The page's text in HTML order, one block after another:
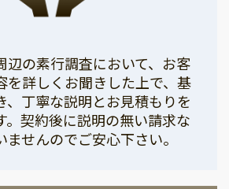
辺の素行調査において、お客
を詳しくお聞きした上で、基
、丁寧な説明とお見積もりを
。契約後に説明の無い請求な
ませんのでご安心下さい。